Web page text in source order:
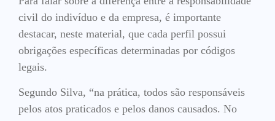
civil do indivíduo e da empresa, é importante
destacar, neste material, que cada perfil possui
obrigações específicas determinadas por códigos
legais.
Segundo Silva, “na prática, todos são responsáveis
pelos atos praticados e pelos danos causados. No